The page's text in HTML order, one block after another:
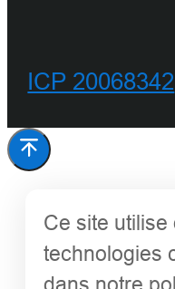
ICP 20068342
Ce site
technologies